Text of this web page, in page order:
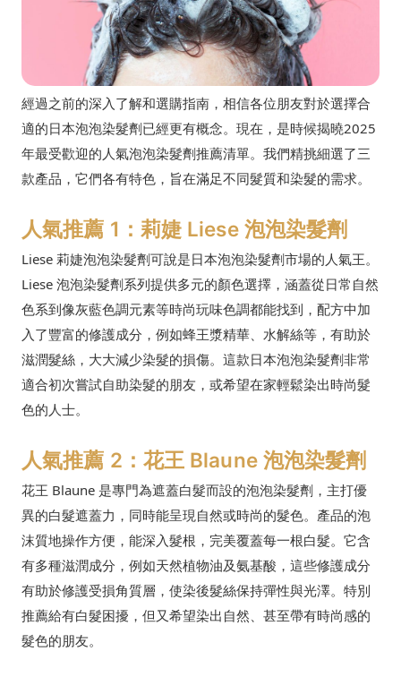
經過之前的深入了解和選購指南，相信各位朋友對於選擇合
適的日本泡泡染髮劑已經更有概念。現在，是時候揭曉2025
年最受歡迎的人氣泡泡染髮劑推薦清單。我們精挑細選了三
款產品，它們各有特色，旨在滿足不同髮質和染髮的需求。
人氣推薦 1：莉婕 Liese 泡泡染髮劑
Liese 莉婕泡泡染髮劑可說是日本泡泡染髮劑市場的人氣王。
Liese 泡泡染髮劑系列提供多元的顏色選擇，涵蓋從日常自然
色系到像灰藍色調元素等時尚玩味色調都能找到，配方中加
入了豐富的修護成分，例如蜂王漿精華、水解絲等，有助於
滋潤髮絲，大大減少染髮的損傷。這款日本泡泡染髮劑非常
適合初次嘗試自助染髮的朋友，或希望在家輕鬆染出時尚髮
色的人士。
人氣推薦 2：花王 Blaune 泡泡染髮劑
花王 Blaune 是專門為遮蓋白髮而設的泡泡染髮劑，主打優
異的白髮遮蓋力，同時能呈現自然或時尚的髮色。產品的泡
沫質地操作方便，能深入髮根，完美覆蓋每一根白髮。它含
有多種滋潤成分，例如天然植物油及氨基酸，這些修護成分
有助於修護受損角質層，使染後髮絲保持彈性與光澤。特別
推薦給有白髮困擾，但又希望染出自然、甚至帶有時尚感的
髮色的朋友。